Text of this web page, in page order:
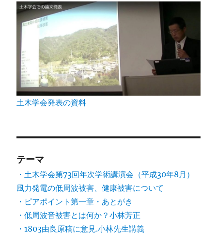
土木学会発表の資料
テーマ
・土木学会第73回年次学術講演会（平成30年8月）
風力発電の低周波被害、健康被害について
・ピアポイント第一章・あとがき
・低周波音被害とは何か？小林芳正
・1803由良原稿に意見.小林先生講義